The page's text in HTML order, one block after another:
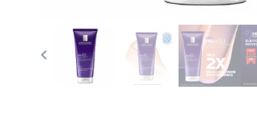
keyboard_arrow_left